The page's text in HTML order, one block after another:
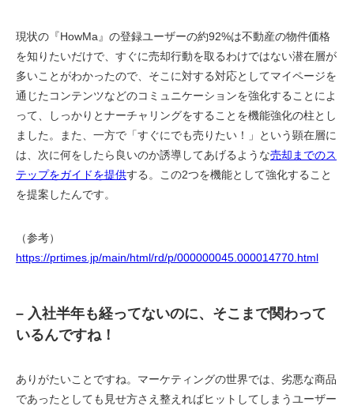
現状の『HowMa』の登録ユーザーの約92%は不動産の物件価格
を知りたいだけで、すぐに売却行動を取るわけではない潜在層が
多いことがわかったので、そこに対する対応としてマイページを
通じたコンテンツなどのコミュニケーションを強化することによ
って、しっかりとナーチャリングをすることを機能強化の柱とし
ました。また、一方で「すぐにでも売りたい！」という顕在層に
は、次に何をしたら良いのか誘導してあげるような売却までのス
テップをガイドを提供する。この2つを機能として強化すること
を提案したんです。
（参考）
https://prtimes.jp/main/html/rd/p/000000045.000014770.html
– 入社半年も経ってないのに、そこまで関わって
いるんですね！
ありがたいことですね。マーケティングの世界では、劣悪な商品
であったとしても見せ方さえ整えればヒットしてしまうユーザー